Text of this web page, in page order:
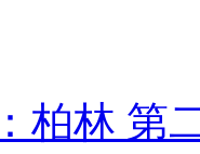
柏林 第